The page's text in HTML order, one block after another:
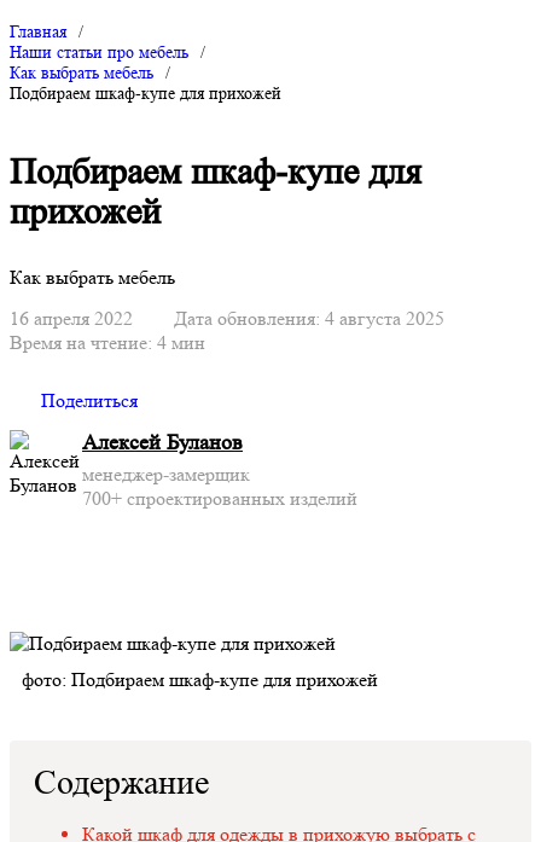
Главная
/
Наши статьи про мебель
/
Как выбрать мебель
/
Подбираем шкаф-купе для прихожей
Подбираем шкаф-купе для
прихожей
Как выбрать мебель
16 апреля 2022
Дата обновления: 4 августа 2025
Время на чтение: 4 мин
Поделиться
Алексей Буланов
менеджер-замерщик
700+ спроектированных изделий
фото: Подбираем шкаф-купе для прихожей
Содержание
Какой шкаф для одежды в прихожую выбрать с